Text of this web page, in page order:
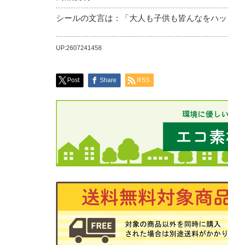
シールの文言は：「大人も子供も皆んなをハ
UP:2607241458
Post Share RSS